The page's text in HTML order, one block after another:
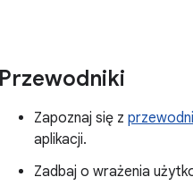
Przewodniki
Zapoznaj się z
aplikacji.
Zadbaj o wrażenia